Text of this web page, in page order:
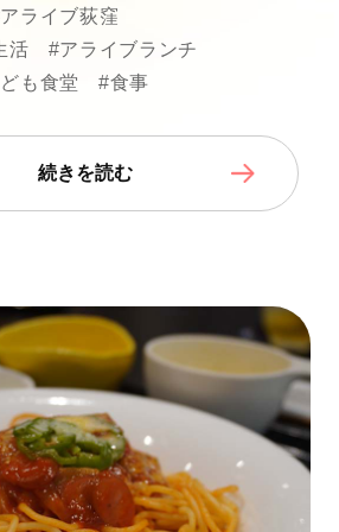
ライブ荻窪
活
#アライブランチ
も食堂 #食事
続きを読む